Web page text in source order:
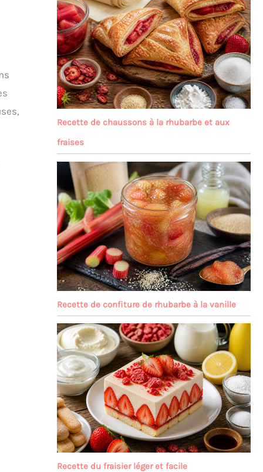
Recette de chaussons à la rhubarbe et aux
fraises
Recette de confiture de rhubarbe à la vanille
Recette du fraisier léger et facile